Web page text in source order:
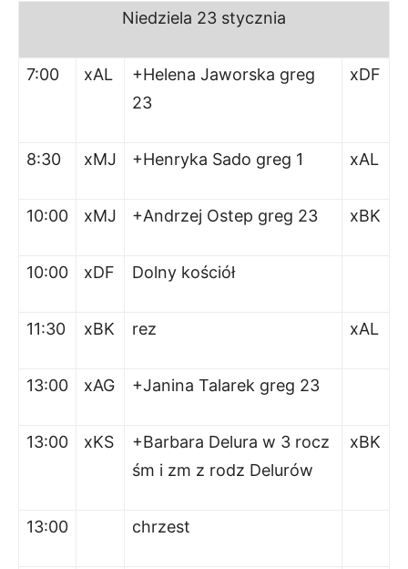
Niedziela 23 stycznia
7:00 xAL
+Helena Jaworska greg
23
xDF
8:30 xMJ +Henryka Sado greg 1 xAL
10:00 xMJ +Andrzej Ostep greg 23 xBK
10:00 xDF Dolny kościół
11:30 xBK rez xAL
13:00 xAG +Janina Talarek greg 23
13:00 xKS
+Barbara Delura w 3 rocz
śm i zm z rodz Delurów
xBK
13:00 chrzest